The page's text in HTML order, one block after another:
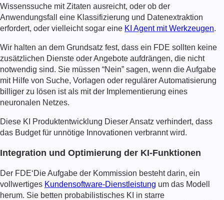
Wissenssuche mit Zitaten ausreicht, oder ob der
Anwendungsfall eine Klassifizierung und Datenextraktion
erfordert, oder vielleicht sogar eine KI Agent mit Werkzeugen.
Wir halten an dem Grundsatz fest, dass ein FDE sollten keine
zusätzlichen Dienste oder Angebote aufdrängen, die nicht
notwendig sind. Sie müssen “Nein” sagen, wenn die Aufgabe
mit Hilfe von Suche, Vorlagen oder regulärer Automatisierung
billiger zu lösen ist als mit der Implementierung eines
neuronalen Netzes.
Diese KI Produktentwicklung Dieser Ansatz verhindert, dass
das Budget für unnötige Innovationen verbrannt wird.
Integration und Optimierung der KI-Funktionen
Der FDE‘Die Aufgabe der Kommission besteht darin, ein
vollwertiges Kundensoftware-Dienstleistung um das Modell
herum. Sie betten probabilistisches KI in starre